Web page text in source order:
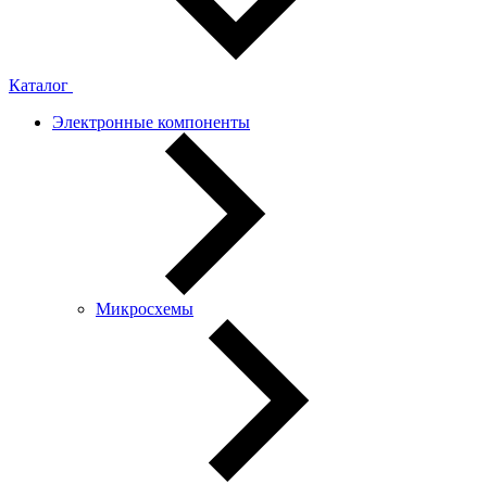
Каталог
Электронные компоненты
Микросхемы